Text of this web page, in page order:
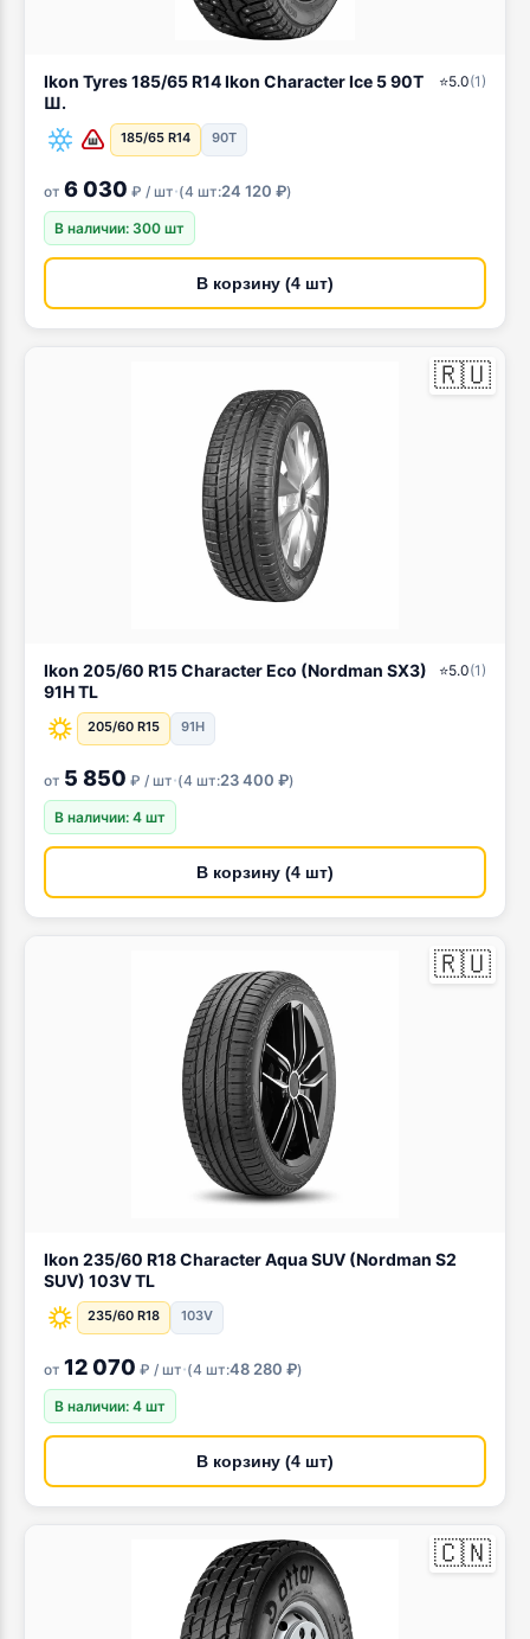
Ikon Tyres 185/65 R14 Ikon Character Ice 5 90T
Ш.
⭐5.0(1)
185/65 R14 90T
от 6 030 ₽ / шт·(4 шт:24 120 ₽)
В наличии: 300 шт
В корзину (4 шт)
🇷🇺
Ikon 205/60 R15 Character Eco (Nordman SX3)
91H TL
⭐5.0(1)
205/60 R15 91H
от 5 850 ₽ / шт·(4 шт:23 400 ₽)
В наличии: 4 шт
В корзину (4 шт)
🇷🇺
Ikon 235/60 R18 Character Aqua SUV (Nordman S2
SUV) 103V TL
235/60 R18 103V
от 12 070 ₽ / шт·(4 шт:48 280 ₽)
В наличии: 4 шт
В корзину (4 шт)
🇨🇳